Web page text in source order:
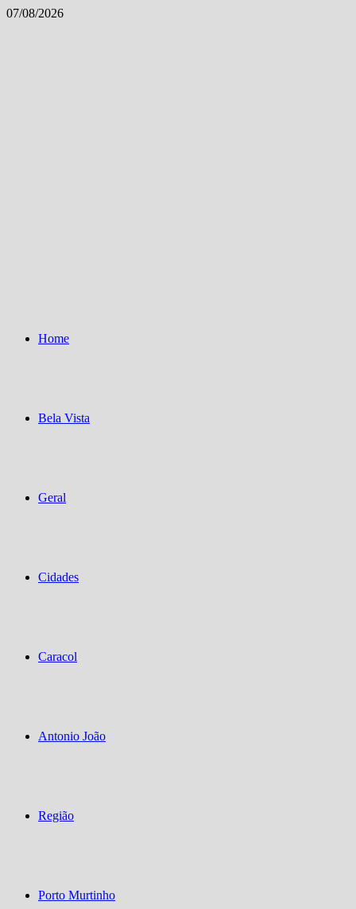
Skip
07/08/2026
Home
Bela Vista
Geral
Cidades
Caracol
Antonio João
Região
Porto Murtinho